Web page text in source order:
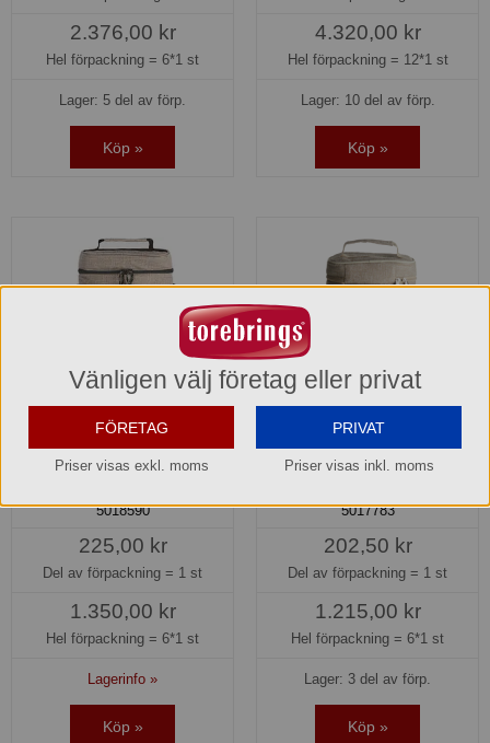
2.376,00 kr
Hel förpackning = 6*1 st
Lager: 5 del av förp.
Köp »
4.320,00 kr
Hel förpackning = 12*1 st
Lager: 10 del av förp.
Köp »
City Kylväska hög Beige
rPET Sagaform
5018590
225,00 kr
Del av förpackning = 1 st
1.350,00 kr
Hel förpackning = 6*1 st
Lagerinfo »
Köp »
City Kylväska hög Beige
Sagaform
5017783
202,50 kr
Del av förpackning = 1 st
1.215,00 kr
Hel förpackning = 6*1 st
Lager: 3 del av förp.
Köp »
Vänligen välj företag eller privat
FÖRETAG
Priser visas exkl. moms
PRIVAT
Priser visas inkl. moms